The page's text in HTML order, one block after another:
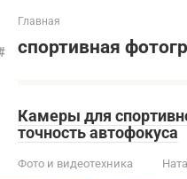
Главная
спортивная
Камеры для
точность автофокуса
Фото и видеотехника